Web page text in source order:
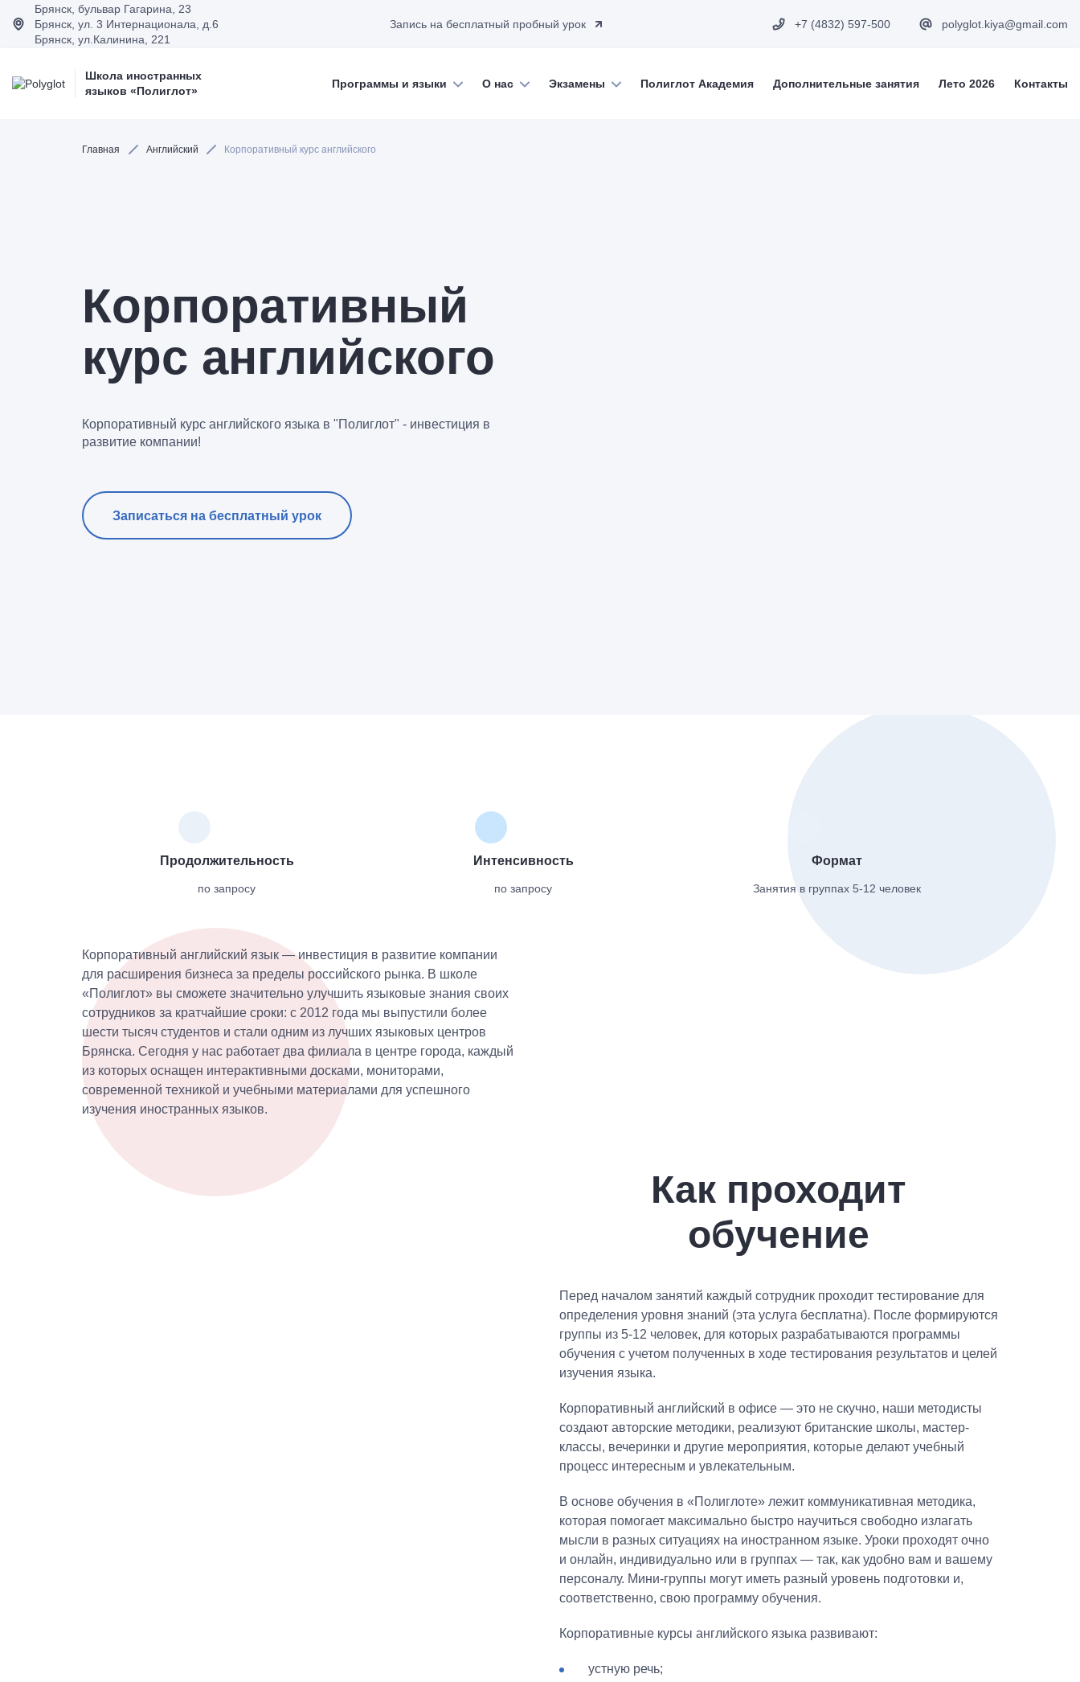
Брянск, бульвар Гагарина, 23
Брянск, ул. 3 Интернационала, д.6
Брянск, ул.Калинина, 221
Запись на бесплатный пробный урок +7 (4832) 597-500 polyglot.kiya@gmail.com
Школа иностранных
языков «Полиглот»
Программы и языки О нас Экзамены Полиглот Академия Дополнительные занятия Лето 2026 Контакты
Главная Английский Корпоративный курс английского
Корпоративный
курс английского
Корпоративный курс английского языка в "Полиглот" - инвестиция в
развитие компании!
Записаться на бесплатный урок
Продолжительность
по запросу
Интенсивность
по запросу
Формат
Занятия в группах 5-12 человек
Корпоративный английский язык — инвестиция в развитие компании
для расширения бизнеса за пределы российского рынка. В школе
«Полиглот» вы сможете значительно улучшить языковые знания своих
сотрудников за кратчайшие сроки: с 2012 года мы выпустили более
шести тысяч студентов и стали одним из лучших языковых центров
Брянска. Сегодня у нас работает два филиала в центре города, каждый
из которых оснащен интерактивными досками, мониторами,
современной техникой и учебными материалами для успешного
изучения иностранных языков.
Как проходит
обучение
Перед началом занятий каждый сотрудник проходит тестирование для
определения уровня знаний (эта услуга бесплатна). После формируются
группы из 5-12 человек, для которых разрабатываются программы
обучения с учетом полученных в ходе тестирования результатов и целей
изучения языка.
Корпоративный английский в офисе — это не скучно, наши методисты
создают авторские методики, реализуют британские школы, мастер-
классы, вечеринки и другие мероприятия, которые делают учебный
процесс интересным и увлекательным.
В основе обучения в «Полиглоте» лежит коммуникативная методика,
которая помогает максимально быстро научиться свободно излагать
мысли в разных ситуациях на иностранном языке. Уроки проходят очно
и онлайн, индивидуально или в группах — так, как удобно вам и вашему
персоналу. Мини-группы могут иметь разный уровень подготовки и,
соответственно, свою программу обучения.
Корпоративные курсы английского языка развивают:
устную речь;